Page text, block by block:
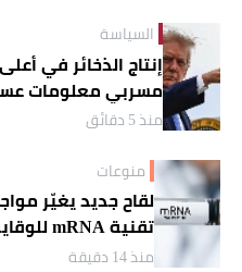
السياسة
إنتاج الذخائر في
مسربي معلومات
منذ 5 دقائق
منوعات
لقاح جديد يغيّر
تقنية mRNA للوقاية الموسمية
منذ 14 دقيقة